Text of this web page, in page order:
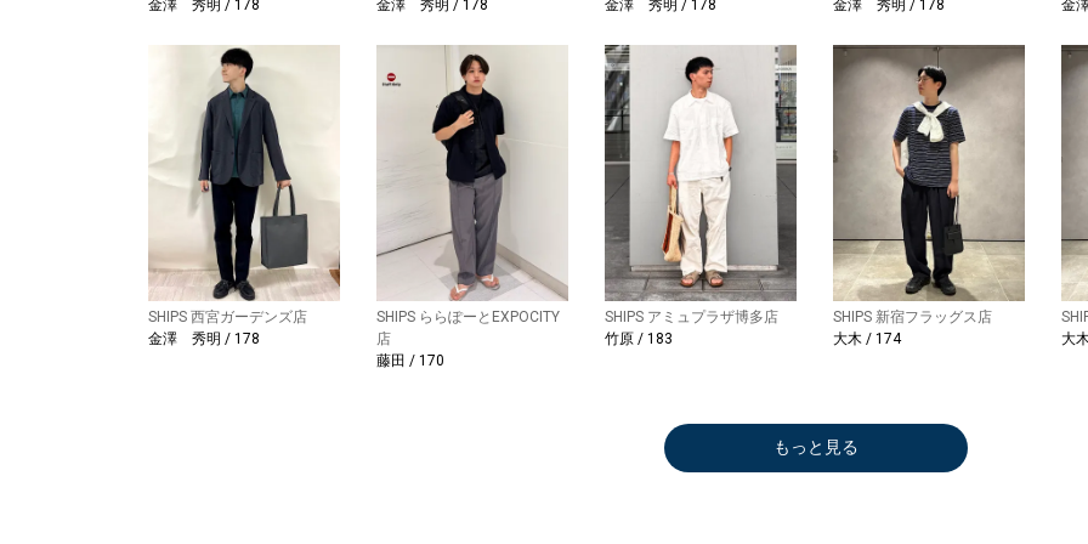
金澤 秀明 / 178 金澤 秀明 / 178 金澤 秀明 / 178 金澤 秀明 / 178 金
SHIPS 西宮ガーデンズ店
金澤 秀明 / 178
SHIPS ららぽーとEXPOCITY
店
藤田 / 170
SHIPS アミュプラザ博多店
竹原 / 183
SHIPS 新宿フラッグス店
大木 / 174
大
もっと見る